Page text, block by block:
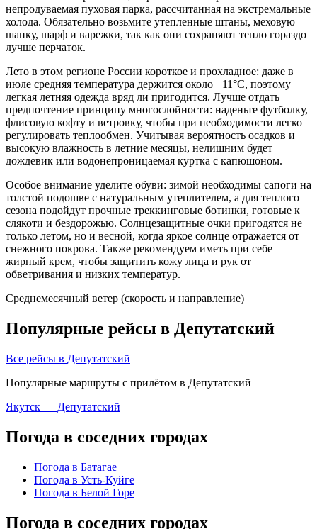
непродуваемая пуховая парка, рассчитанная на экстремальные
холода. Обязательно возьмите утепленные штаны, меховую
шапку, шарф и варежки, так как они сохраняют тепло гораздо
лучше перчаток.
Лето в этом регионе России короткое и прохладное: даже в
июле средняя температура держится около +11°C, поэтому
легкая летняя одежда вряд ли пригодится. Лучше отдать
предпочтение принципу многослойности: наденьте футболку,
флисовую кофту и ветровку, чтобы при необходимости легко
регулировать теплообмен. Учитывая вероятность осадков и
высокую влажность в летние месяцы, нелишним будет
дождевик или водонепроницаемая куртка с капюшоном.
Особое внимание уделите обуви: зимой необходимы сапоги на
толстой подошве с натуральным утеплителем, а для теплого
сезона подойдут прочные треккинговые ботинки, готовые к
слякоти и бездорожью. Солнцезащитные очки пригодятся не
только летом, но и весной, когда яркое солнце отражается от
снежного покрова. Также рекомендуем иметь при себе
жирный крем, чтобы защитить кожу лица и рук от
обветривания и низких температур.
Среднемесячный ветер (скорость и направление)
Популярные рейсы в Депутатский
Все рейсы в Депутатский
Популярные маршруты с прилётом в Депутатский
Якутск — Депутатский
Погода в соседних городах
Погода в Батагае
Погода в Усть-Куйге
Погода в Белой Горе
Погода в соседних городах